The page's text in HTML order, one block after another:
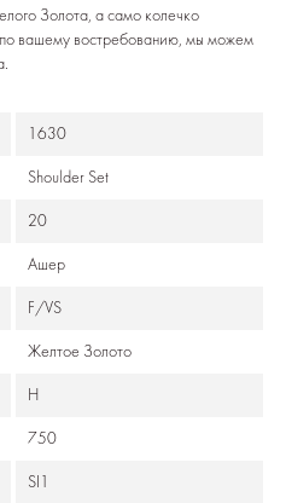
Золота, а само колечко
вашему востребованию, мы можем
1630
Shoulder Set
20
Ашер
F/VS
Желтое Золото
Н
750
SI1